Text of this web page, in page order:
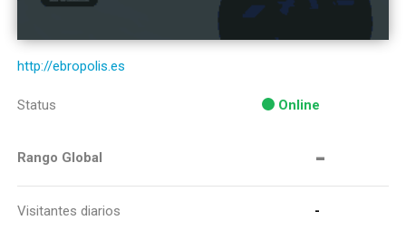
http://ebropolis.es
Status Online
Rango Global -
Visitantes diarios
-